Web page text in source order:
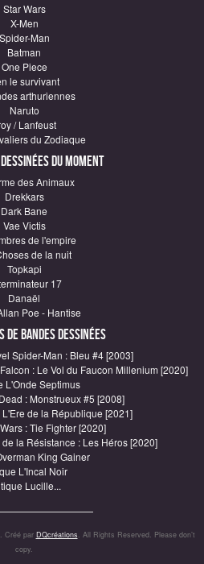
Star Wars
X-Men
Spider-Man
Batman
One Piece
le survivant
arthuriennes
Naruto
/ Lanfeust
du Zodiaque
du moment
des Animaux
Drekkars
Dark Bane
Vae Victis
de l'empire
de la nuit
Topkapi
17
Danaël
Poe - Hantise
de Bandes Dessinées
Spider-Man : Bleu #4 [2003]
: Le Vol du Faucon Millenium [2020]
L'Onde Septimus
: Monstrueux #5 [2008]
de la République [2021]
: Tie Fighter [2020]
la Résistance : Les Héros [2020]
King Gainer
L'Incal Noir
Lucille...
Créé par DQcréations . All Rights Reserved. Please don’t
copy.